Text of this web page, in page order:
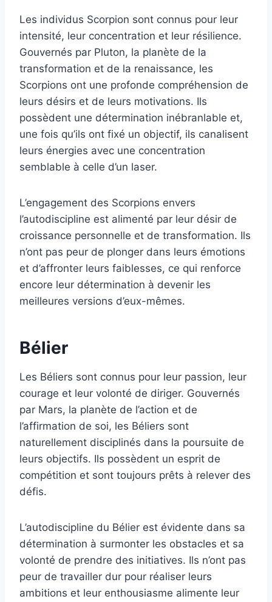
Les individus Scorpion sont connus pour leur
intensité, leur concentration et leur résilience.
Gouvernés par Pluton, la planète de la
transformation et de la renaissance, les
Scorpions ont une profonde compréhension de
leurs désirs et de leurs motivations. Ils
possèdent une détermination inébranlable et,
une fois qu’ils ont fixé un objectif, ils canalisent
leurs énergies avec une concentration
semblable à celle d’un laser.
L’engagement des Scorpions envers
l’autodiscipline est alimenté par leur désir de
croissance personnelle et de transformation. Ils
n’ont pas peur de plonger dans leurs émotions
et d’affronter leurs faiblesses, ce qui renforce
encore leur détermination à devenir les
meilleures versions d’eux-mêmes.
Bélier
Les Béliers sont connus pour leur passion, leur
courage et leur volonté de diriger. Gouvernés
par Mars, la planète de l’action et de
l’affirmation de soi, les Béliers sont
naturellement disciplinés dans la poursuite de
leurs objectifs. Ils possèdent un esprit de
compétition et sont toujours prêts à relever des
défis.
L’autodiscipline du Bélier est évidente dans sa
détermination à surmonter les obstacles et sa
volonté de prendre des initiatives. Ils n’ont pas
peur de travailler dur pour réaliser leurs
ambitions et leur enthousiasme alimente leur